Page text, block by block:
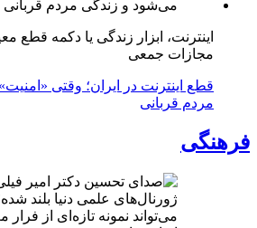
اینترنت، ابزار زندگی یا دکمه
مجازات جمعی
قطع اینترنت در ایران؛ وقتی
مردم قربانی
فرهنگی